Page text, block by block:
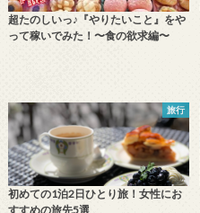
超たのしいっ♪『やりたいこと』をや
って稼いでみた！〜食の欲求編〜
旅行
初めての1泊2日ひとり旅！女性にお
すすめの旅先5選